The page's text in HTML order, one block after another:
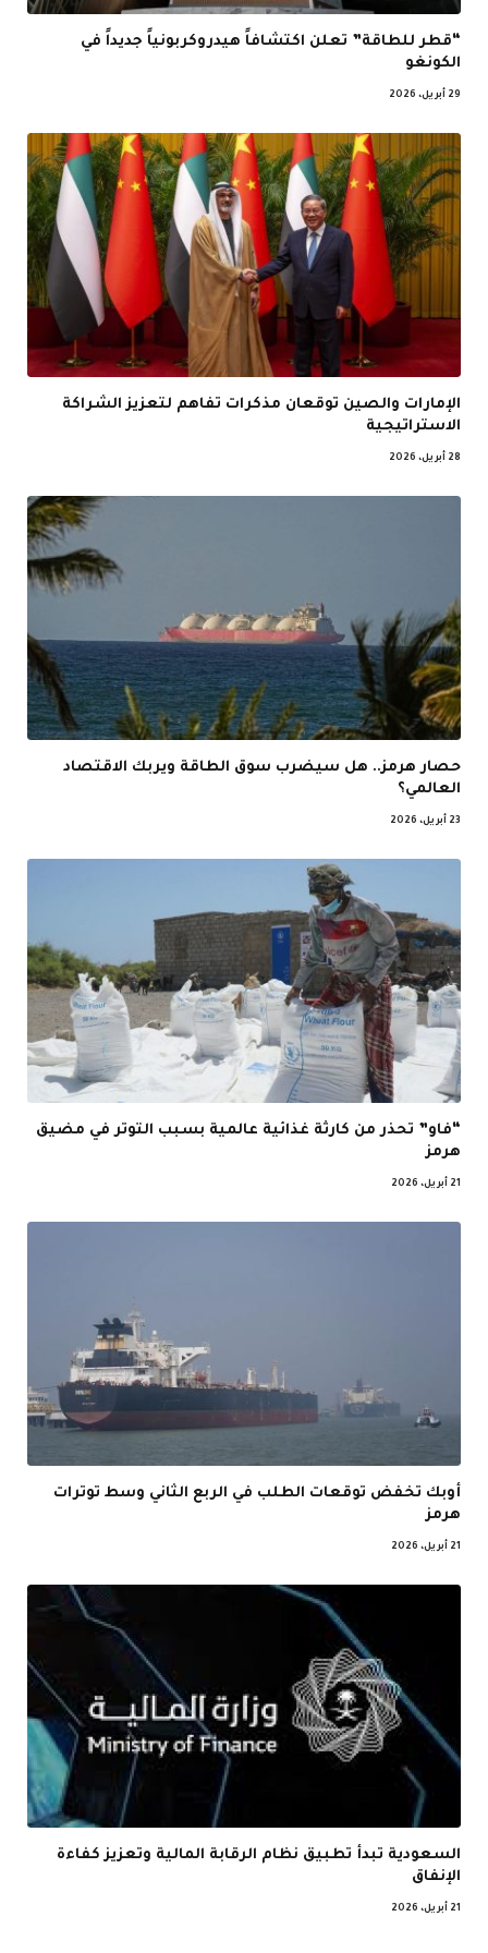
“قطر للطاقة” تعلن اكتشافاً هيدروكربونياً جديداً في
الكونغو
29 أبريل، 2026
الإمارات والصين توقعان مذكرات تفاهم لتعزيز الشراكة
الاستراتيجية
28 أبريل، 2026
حصار هرمز.. هل سيضرب سوق الطاقة ويربك الاقتصاد
العالمي؟
23 أبريل، 2026
“فاو” تحذر من كارثة غذائية عالمية بسبب التوتر في مضيق
هرمز
21 أبريل، 2026
أوبك تخفض توقعات الطلب في الربع الثاني وسط توترات
هرمز
21 أبريل، 2026
السعودية تبدأ تطبيق نظام الرقابة المالية وتعزيز كفاءة
الإنفاق
21 أبريل، 2026